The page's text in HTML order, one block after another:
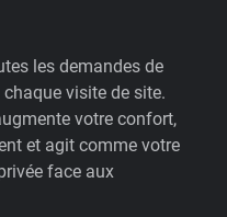
les demandes de
visite de site.
votre confort,
et agit comme votre
face aux